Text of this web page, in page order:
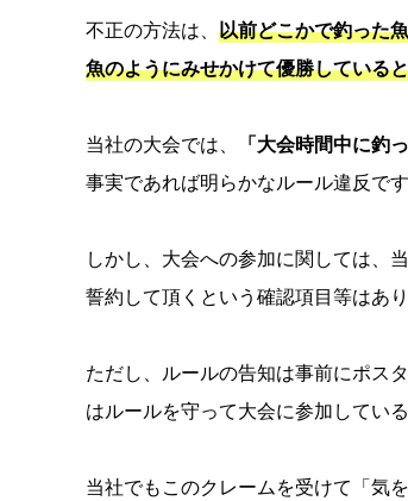
不正の方法は、 以前どこかで釣った
魚のようにみせかけて優勝している
当社の大会では、 「大会時間中に釣
事実であれば明らかなルール違反です
しかし、大会への参加に関しては、
誓約して頂くという確認項目等はあり
ただし、ルールの告知は事前にポス
はルールを守って大会に参加してい
当社でもこのクレームを受けて「気